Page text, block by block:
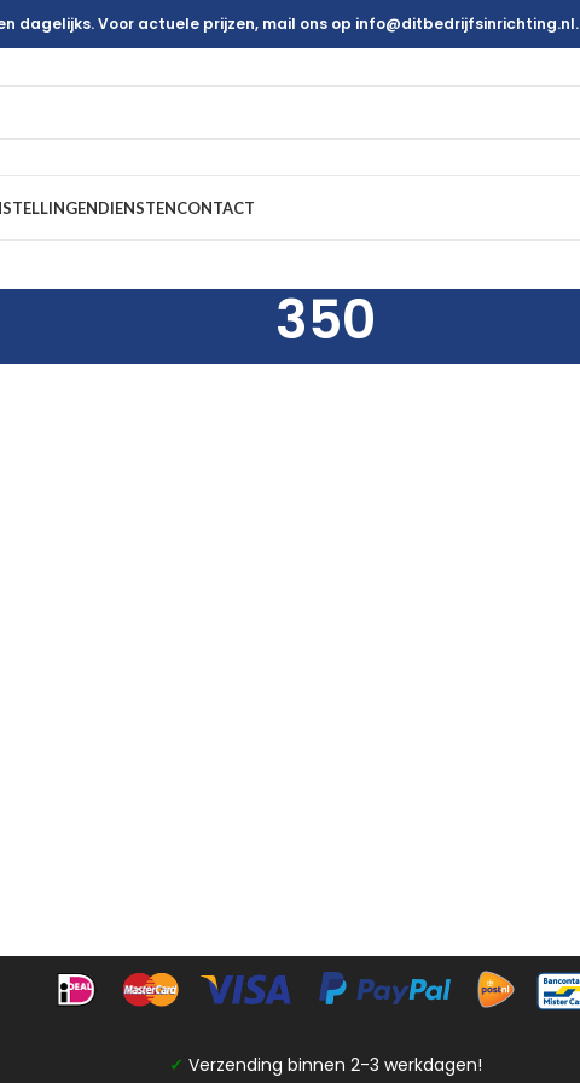
dagelijks. Voor actuele prijzen, mail ons op info@ditbedrijfsinrichting.nl.
DIENSTENCONTACT
350
✓ Verzending binnen 2-3 werkdagen!